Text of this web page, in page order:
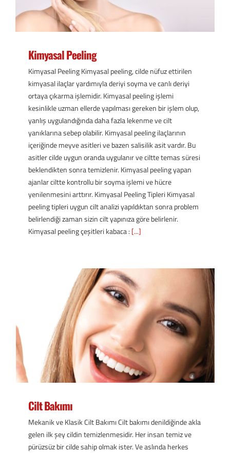
Kimyasal Peeling
Kimyasal Peeling Kimyasal peeling, cilde nüfuz ettirilen
kimyasal ilaçlar yardımıyla deriyi soyma ve canlı deriyi
ortaya çıkarma işlemidir. Kimyasal peeling işlemi
kesinlikle uzman ellerde yapılması gereken bir işlem olup,
yanlış uygulandığında daha fazla lekenme ve cilt
yanıklarına sebep olabilir. Kimyasal peeling ilaçlarının
içeriğinde meyve asitleri ve bazen salisilik asit vardır. Bu
asitler cilde uygun oranda uygulanır ve ciltte temas süresi
beklendikten sonra temizlenir. Kimyasal peeling yapan
ajanlar ciltte kontrollu bir soyma işlemi ve hücre
yenilenmesini arttırır. Kimyasal Peeling Tipleri Kimyasal
peeling tipleri uygun cilt analizi yapıldıktan sonra problem
belirlendiği zaman sizin cilt yapınıza göre belirlenir.
Kimyasal peeling çeşitleri kabaca : [...]
Cilt Bakımı
Mekanik ve Klasik Cilt Bakımı Cilt bakımı denildiğinde akla
gelen ilk şey cildin temizlenmesidir. Her insan temiz ve
pürüzsüz bir cilde sahip olmak ister. Ve aslında herkes